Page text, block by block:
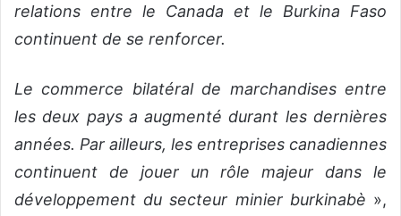
relations entre le Canada et le Burkina Faso
continuent de se renforcer.
Le commerce bilatéral de marchandises entre
les deux pays a augmenté durant les dernières
années. Par ailleurs, les entreprises canadiennes
continuent de jouer un rôle majeur dans le
développement du secteur minier burkinabè »,